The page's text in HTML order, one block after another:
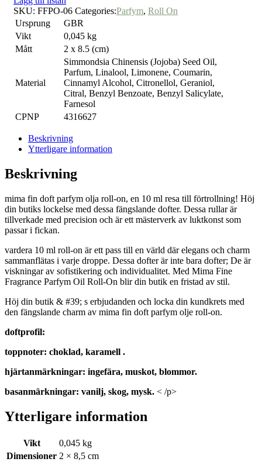
SKU: FFPO-06 Categories:Parfym, Roll On
Ursprung
GBR
Vikt
0,045 kg
Mått
2 x 8.5 (cm)
Material
Simmondsia Chinensis (Jojoba) Seed Oil,
Parfum, Linalool, Limonene, Coumarin,
Cinnamyl Alcohol, Citronellol, Geraniol,
Citral, Benzyl Benzoate, Benzyl Salicylate,
Farnesol
CPNP
4316627
Beskrivning
Ytterligare information
Beskrivning
mima fin doft parfym olja roll-on, en 10 ml resa till förtrollning! Höj
din butiks lockelse med dessa fängslande dofter. Dessa rullar är
tillverkade med precision och är ett mästerverk av luktkonst som
passar i fickan.
vardera 10 ml roll-on är ett pass till en värld där elegans och charm
sammanflätas i varje droppe. Dessa dofter är inte bara dofter; De är
viskningar av sofistikering och individualitet. Med Mima Fine
Fragrance Parfym Oil Roll-On blir din butik en fristad av stil.
Höj din butik & #39; s erbjudanden och locka din kundkrets med
den fängslande charm av mima fin doft parfym olje roll-on.
doftprofil:
toppnoter: choklad, karamell .
hjärtanmärkningar: ingefära, muskot, blommor.
basanmärkningar: vanilj, skog, mysk. < /p>
Ytterligare information
Vikt
0,045 kg
Dimensioner 2 × 8,5 cm